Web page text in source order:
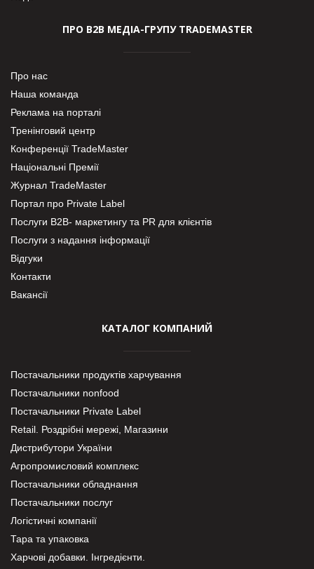
ПРО В2В МЕДІА-ГРУПУ TRADEMASTER
Про нас
Наша команда
Реклама на порталі
Тренінговий центр
Конференції TradeMaster
Національні Премії
Журнал TradeMaster
Портал про Private Label
Послуги В2В- маркетингу та PR для клієнтів
Послуги з надання інформації
Відгуки
Контакти
Вакансії
КАТАЛОГ КОМПАНИЙ
Постачальники продуктів харчування
Постачальники nonfood
Постачальники Private Label
Retail. Роздрібні мережі, Магазини
Дистрибутори України
Агропромисловий комплекс
Постачальники обладнання
Постачальники послуг
Логістичні компанії
Тара та упаковка
Харчові добавки. Інгредієнти.